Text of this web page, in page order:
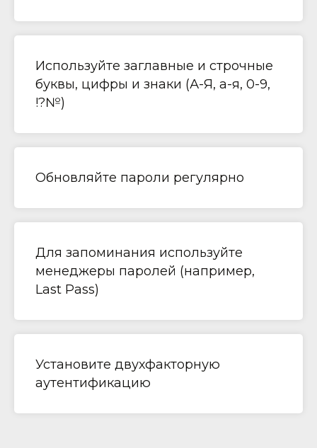
Используйте заглавные и строчные
буквы, цифры и знаки (А-Я, а-я, 0-9,
!?№)
Обновляйте пароли регулярно
Для запоминания используйте
менеджеры паролей (например,
Last Pass)
Установите двухфакторную
аутентификацию